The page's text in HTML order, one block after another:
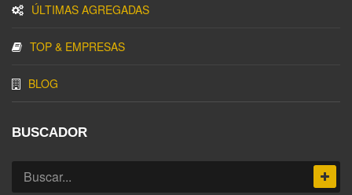
ÚLTIMAS AGREGADAS
TOP & EMPRESAS
BLOG
BUSCADOR